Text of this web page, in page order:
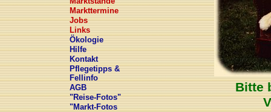
Markttermine
Jobs
Links
Ökologie
Hilfe
Kontakt
Pflegetipps &
Fellinfo
AGB
"Reise-Fotos"
"Markt-Fotos
Bitte